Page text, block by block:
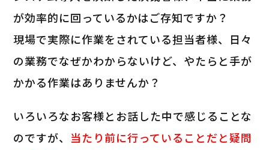
が効率的に回っているかはご存知ですか？
現場で実際に作業をされている担当者様、日々
の業務でなぜかわからないけど、やたらと手が
かかる作業はありませんか？
いろいろなお客様とお話した中で感じることな
のですが、 当たり前に行っていることだと疑問